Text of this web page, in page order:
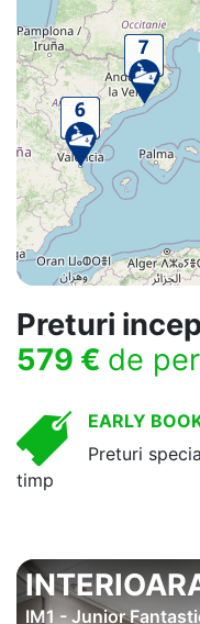
Preturi
579 € de
EARLY
Preturi
timp
IM1 - Junior